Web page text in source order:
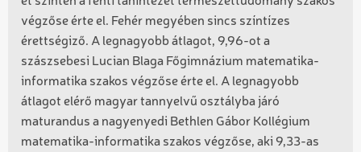
végzőse érte el. Fehér megyében sincs színtízes
érettségiző. A legnagyobb átlagot, 9,96-ot a
szászsebesi Lucian Blaga Főgimnázium matematika-
informatika szakos végzőse érte el. A legnagyobb
átlagot elérő magyar tannyelvű osztályba járó
maturandus a nagyenyedi Bethlen Gábor Kollégium
matematika-informatika szakos végzőse, aki 9,33-as